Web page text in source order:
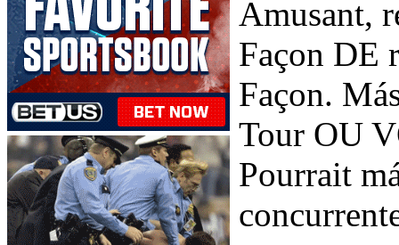
Amusant,
Façon DE
Façon.
Tour OU
Pourrait